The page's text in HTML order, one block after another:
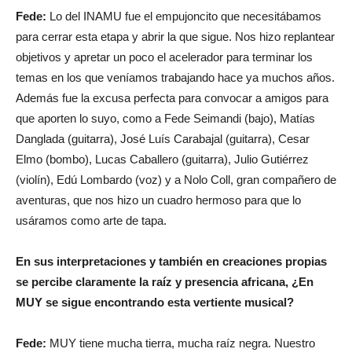
Fede: Lo del INAMU fue el empujoncito que necesitábamos
para cerrar esta etapa y abrir la que sigue. Nos hizo replantear
objetivos y apretar un poco el acelerador para terminar los
temas en los que veníamos trabajando hace ya muchos años.
Además fue la excusa perfecta para convocar a amigos para
que aporten lo suyo, como a Fede Seimandi (bajo), Matías
Danglada (guitarra), José Luís Carabajal (guitarra), Cesar
Elmo (bombo), Lucas Caballero (guitarra), Julio Gutiérrez
(violín), Edú Lombardo (voz) y a Nolo Coll, gran compañero de
aventuras, que nos hizo un cuadro hermoso para que lo
usáramos como arte de tapa.
En sus interpretaciones y también en creaciones propias
se percibe claramente la raíz y presencia africana, ¿En
MUY se sigue encontrando esta vertiente musical?
Fede: MUY tiene mucha tierra, mucha raíz negra. Nuestro